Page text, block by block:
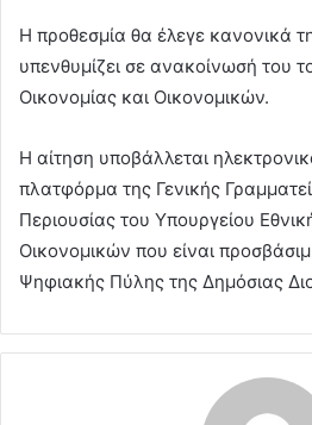
Η προθεσμία θα έλεγε κανονικά
υπενθυμίζει σε ανακοίνωσή του
Οικονομίας και Οικονομικών.
Η αίτηση υποβάλλεται
πλατφόρμα της Γενικής
Περιουσίας του Υπουργείου
Οικονομικών που είναι
Ψηφιακής Πύλης της Δημόσιας